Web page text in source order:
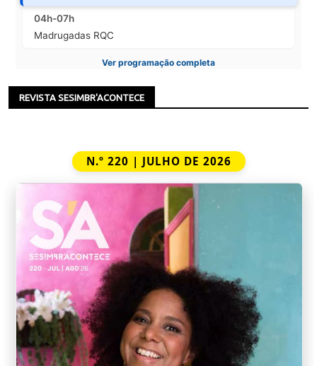
04h-07h
Madrugadas RQC
Ver programação completa
REVISTA SESIMBR'ACONTECE
N.º 220 | JULHO DE 2026